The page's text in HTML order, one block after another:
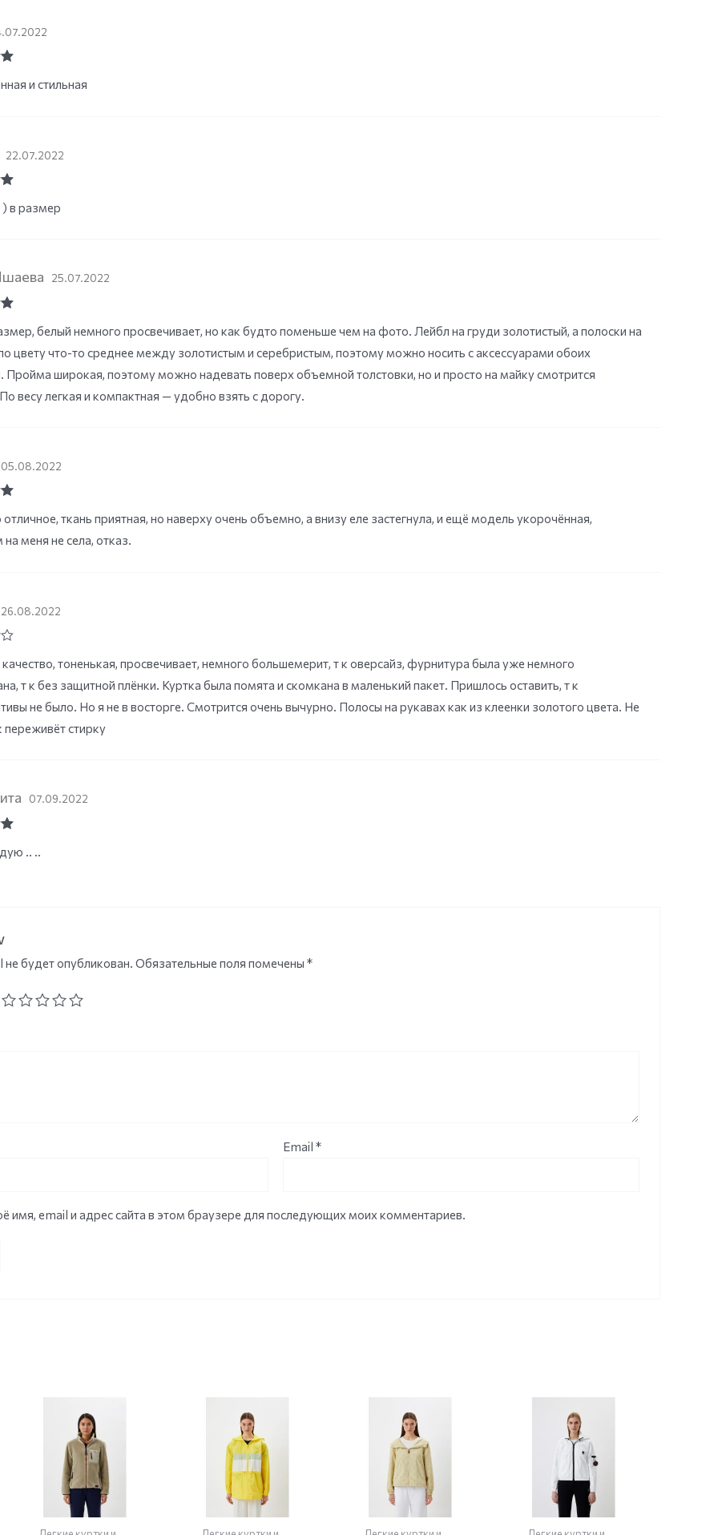
и стильная
22.07.2022
в размер
25.07.2022
белый немного просвечивает, но как будто поменьше чем на фото. Лейбл на груди золотистый, а полоски на
цвету что-то среднее между золотистым и серебристым, поэтому можно носить с аксессуарами обоих
Пройма широкая, поэтому можно надевать поверх объемной толстовки, но и просто на майку смотрится
весу легкая и компактная — удобно взять с дорогу.
05.08.2022
отличное, ткань приятная, но наверху очень объемно, а внизу еле застегнула, и ещё модель укорочённая,
меня не села, отказ.
26.08.2022
тоненькая, просвечивает, немного большемерит, т к оверсайз, фурнитура была уже немного
т к без защитной плёнки. Куртка была помята и скомкана в маленький пакет. Пришлось оставить, т к
не было. Но я не в восторге. Смотрится очень вычурно. Полосы на рукавах как из клеенки золотого цвета. Не
переживёт стирку
07.09.2022
.. ..
будет опубликован. Обязательные поля помечены*
Email*
имя, email и адрес сайта в этом браузере для последующих моих комментариев.